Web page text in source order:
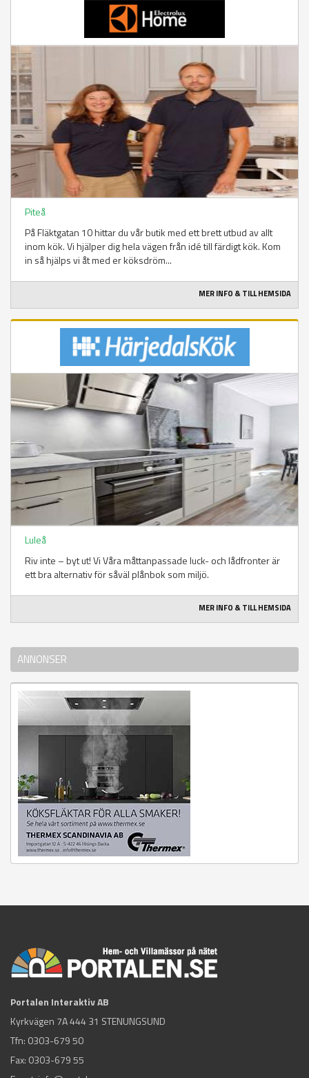
Piteå
På Fläktgatan 10 hittar du vår butik med ett brett utbud av allt
inom kök. Vi hjälper dig hela vägen från idé till färdigt kök. Kom
in så hjälps vi åt med er köksdröm...
MER INFO & TILL HEMSIDA
Luleå
Riv inte – byt ut! Vi Våra måttanpassade luck- och lådfronter är
ett bra alternativ för såväl plånbok som miljö.
MER INFO & TILL HEMSIDA
ANNONSER
Portalen Interaktiv AB
Kyrkvägen 7A 444 31 STENUNGSUND
Tfn: 0303-679 50
Fax: 0303-679 55